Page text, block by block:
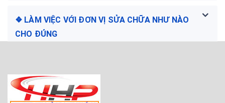
❖ LÀM VIỆC VỚI ĐƠN VỊ SỬA CHỮA NHƯ NÀO
CHO ĐÚNG